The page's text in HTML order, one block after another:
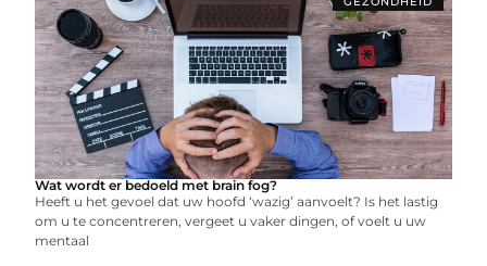
Wat wordt er bedoeld met brain fog?
Heeft u het gevoel dat uw hoofd ‘wazig’ aanvoelt? Is het lastig
om u te concentreren, vergeet u vaker dingen, of voelt u uw
mentaal